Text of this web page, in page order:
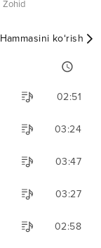
Zohid
Hammasini ko‘rish
02:51
03:24
03:47
03:27
02:58